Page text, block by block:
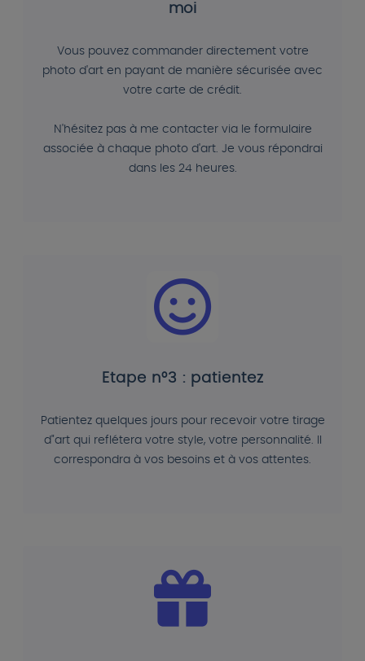
moi
Vous pouvez commander directement votre
photo d'art en payant de manière sécurisée avec
votre carte de crédit.
N'hésitez pas à me contacter via le formulaire
associée à chaque photo d'art. Je vous répondrai
dans les 24 heures.
Etape n°3 : patientez
Patientez quelques jours pour recevoir votre tirage
d"art qui reflétera votre style, votre personnalité. Il
correspondra à vos besoins et à vos attentes.